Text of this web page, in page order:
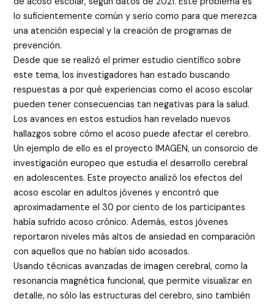
lo suficientemente común y serio como para que merezca
una atención especial y la creación de programas de
prevención.
Desde que se realizó el primer estudio científico sobre
este tema, los investigadores han estado buscando
respuestas a por qué experiencias como el acoso escolar
pueden tener consecuencias tan negativas para la salud.
Los avances en estos estudios han revelado nuevos
hallazgos sobre cómo el acoso puede afectar el cerebro.
Un ejemplo de ello es el proyecto IMAGEN, un consorcio de
investigación europeo que estudia el desarrollo cerebral
en adolescentes. Este proyecto analizó los efectos del
acoso escolar en adultos jóvenes y encontró que
aproximadamente el 30 por ciento de los participantes
había sufrido acoso crónico. Además, estos jóvenes
reportaron niveles más altos de ansiedad en comparación
con aquellos que no habían sido acosados.
Usando técnicas avanzadas de imagen cerebral, como la
resonancia magnética funcional, que permite visualizar en
detalle, no sólo las estructuras del cerebro, sino también